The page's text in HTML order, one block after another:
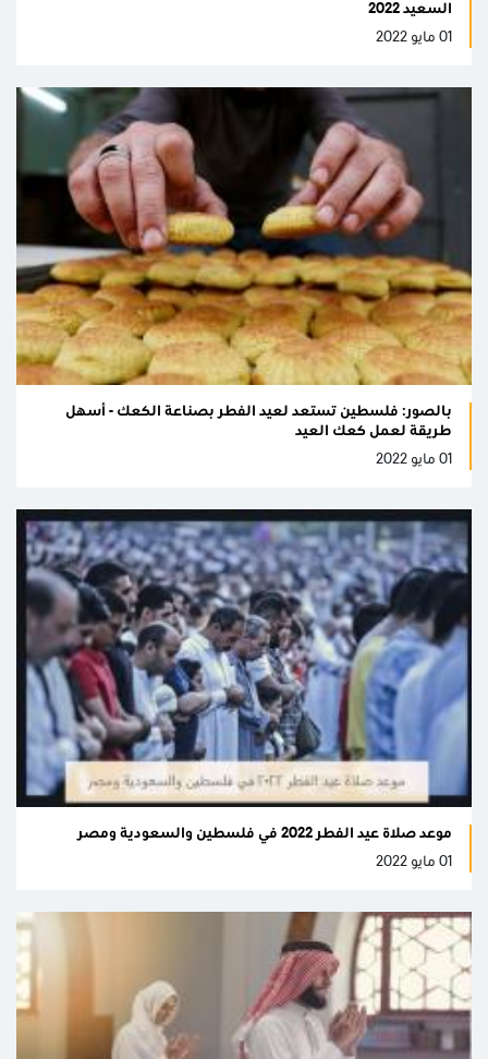
السعيد 2022
01 مايو 2022
بالصور: فلسطين تستعد لعيد الفطر بصناعة الكعك - أسهل
طريقة لعمل كعك العيد
01 مايو 2022
موعد صلاة عيد الفطر 2022 في فلسطين والسعودية ومصر
01 مايو 2022